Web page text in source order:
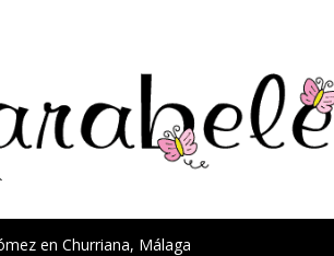
en Churriana, Málaga